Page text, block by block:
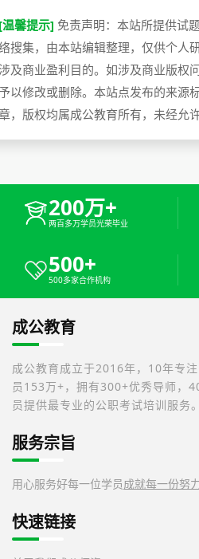
馨提示] 免责声明：本站所提供试
搜集，由本站编辑整理，仅供个人
及商业盈利目的。如涉及商业版权
以修改或删除。本站点发布的来源
，版权均属成公教育所有，未经允
200万+
两百多万学员光荣毕业
500+
500多家合作机构
成公教育
成公教育成立于2016年，10年专
员153万+，拥有300+优秀导师，
员提供最专业的公职考试培训服务。
服务宗旨
用心服务好每一位学员成就每一份努
快速链接